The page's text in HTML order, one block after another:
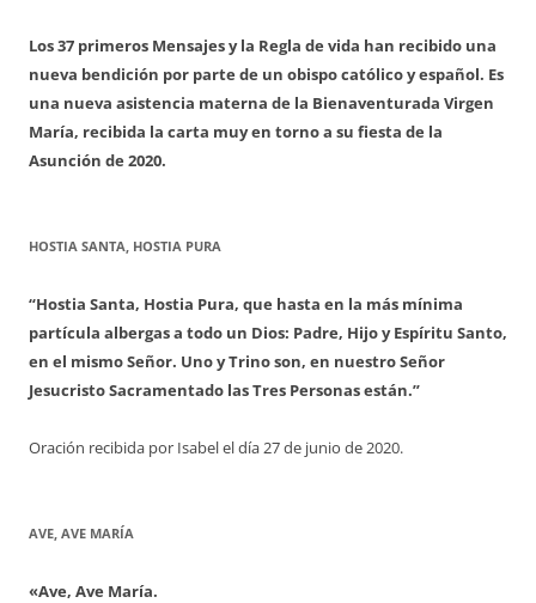
Los 37 primeros Mensajes y la Regla de vida han recibido una
nueva bendición por parte de un obispo católico y español. Es
una nueva asistencia materna de la Bienaventurada Virgen
María, recibida la carta muy en torno a su fiesta de la
Asunción de 2020.
HOSTIA SANTA, HOSTIA PURA
“Hostia Santa, Hostia Pura, que hasta en la más mínima
partícula albergas a todo un Dios: Padre, Hijo y Espíritu Santo,
en el mismo Señor. Uno y Trino son, en nuestro Señor
Jesucristo Sacramentado las Tres Personas están.”
Oración recibida por Isabel el día 27 de junio de 2020.
AVE, AVE MARÍA
«Ave, Ave María.